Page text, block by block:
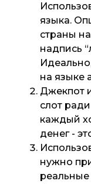
языка.
страны
надпись
на языке
Джекпот
слот
каждый
денег -
нужно
реальные